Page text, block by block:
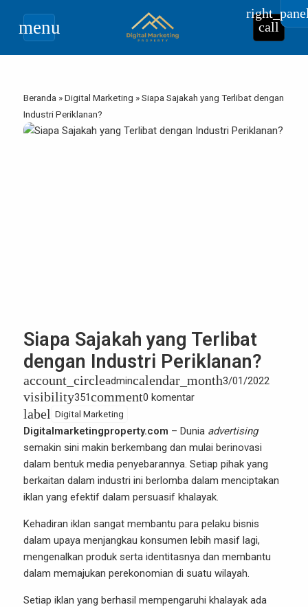
menu call
Beranda »Digital Marketing »Siapa Sajakah yang Terlibat dengan
Industri Periklanan?
Siapa Sajakah yang Terlibat
dengan Industri Periklanan?
account_circleadmincalendar_month3/01/2022
visibility351comment0 komentar
label Digital Marketing
Digitalmarketingproperty.com – Dunia advertising
semakin sini makin berkembang dan mulai berinovasi
dalam bentuk media penyebarannya. Setiap pihak yang
berkaitan dalam industri ini berlomba dalam menciptakan
iklan yang efektif dalam persuasif khalayak.
Kehadiran iklan sangat membantu para pelaku bisnis
dalam upaya menjangkau konsumen lebih masif lagi,
mengenalkan produk serta identitasnya dan membantu
dalam memajukan perekonomian di suatu wilayah.
Setiap iklan yang berhasil mempengaruhi khalayak ada